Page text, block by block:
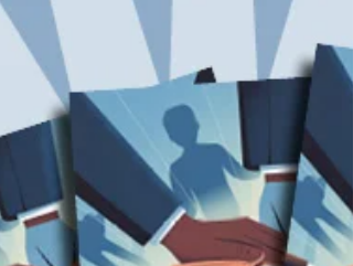
Governo Lapena não responde a
questionamentos do Sindicato e não fala
abertamente com os servidores, mas o
fechamento de pelo menos quatro unidades
educação já é de conhecimento geral e
ser explicado e debatido Sem dialogar com a
população, sem dialogar com os servidores e
muito menos com o Sindicato, o Governo
Lapena vai fechar pelo menos quatro
escolares para o ano de 2026 em Araraquara.
O Sindicato recebeu a informação de que o